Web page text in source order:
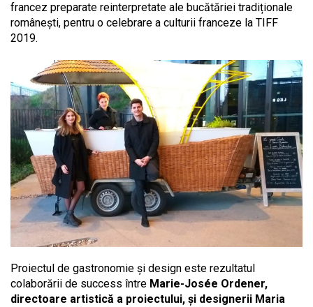
francez preparate reinterpretate ale bucătăriei tradiționale
românești, pentru o celebrare a culturii franceze la TIFF
2019.
Proiectul de gastronomie și design este rezultatul
colaborării de success între Marie-Josée Ordener,
directoare artistică a proiectului, și designerii Maria